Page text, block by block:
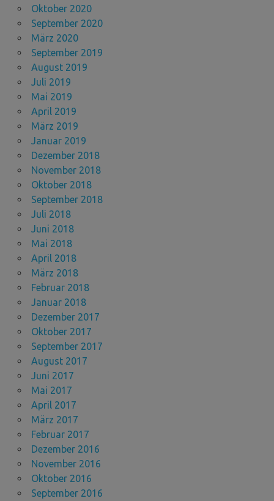
Oktober 2020
September 2020
März 2020
September 2019
August 2019
Juli 2019
Mai 2019
April 2019
März 2019
Januar 2019
Dezember 2018
November 2018
Oktober 2018
September 2018
Juli 2018
Juni 2018
Mai 2018
April 2018
März 2018
Februar 2018
Januar 2018
Dezember 2017
Oktober 2017
September 2017
August 2017
Juni 2017
Mai 2017
April 2017
März 2017
Februar 2017
Dezember 2016
November 2016
Oktober 2016
September 2016